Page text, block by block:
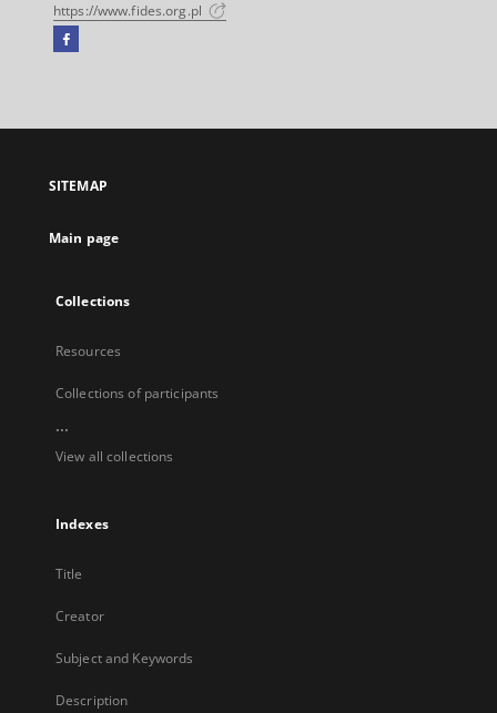
https://www.fides.org.pl
Facebook
open
new
SITEMAP
Main page
Collections
Resources
Collections of participants
...
View all collections
Indexes
Title
Creator
Subject and Keywords
Description